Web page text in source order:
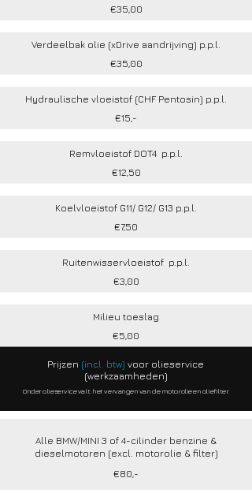
€35,00
Verdeelbak olie (xDrive aandrijving) p.p.l.
€35,00
Hydraulische vloeistof (CHF Pentosin) p.p.l.
€15,-
Remvloeistof DOT4 p.p.l.
€12,50
Koelvloeistof G11/ G12/ G13 p.p.l.
€7,50
Ruitenwisservloeistof p.p.l.
€3,00
Milieu toeslag
€5,00
Prijzen (incl. btw) voor olieservice
(werkzaamheden)
Onder olieservice valt: het vervangen van de motorolie en oliefilter.
Alle BMW/MINI 3 of 4-cilinder benzine &
dieselmotoren (excl. motorolie & filter)
€80,-